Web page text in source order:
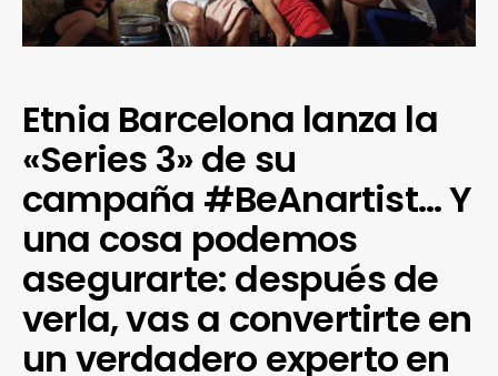
Etnia Barcelona lanza la
«Series 3» de su
campaña #BeAnartist… Y
una cosa podemos
asegurarte: después de
verla, vas a convertirte en
un verdadero experto en